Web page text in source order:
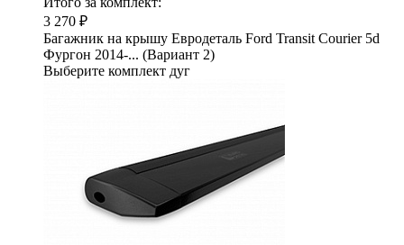
3 270 ₽
Багажник на крышу Евродеталь Ford Transit Courier 5d
Фургон 2014-... (Вариант 2)
Выберите комплект дуг